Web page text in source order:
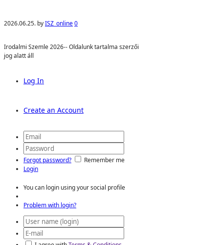
2026.06.25. byISZ_online0
Irodalmi Szemle 2026-- Oldalunk tartalma szerzői
jog alatt áll
Log In
Create an Account
Forgot password?
Remember me
Login
You can login using your social profile
Problem with login?